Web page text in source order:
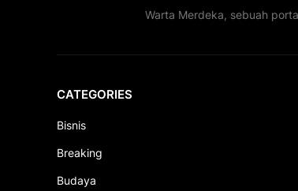
Warta Merdeka, sebuah
CATEGORIES
Bisnis
Breaking
Budaya